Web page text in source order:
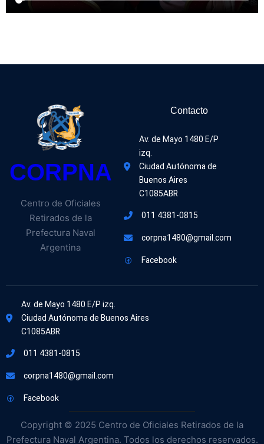
CORPNA
Centro de Oficiales
Retirados de la
Prefectura Naval
Argentina
Contacto
Av. de Mayo 1480 E/P
izq.
Ciudad Autónoma de
Buenos Aires
C1085ABR
011 4381-0815
corpna1480@gmail.com
Facebook
Av. de Mayo 1480 E/P izq.
Ciudad Autónoma de Buenos Aires
C1085ABR
011 4381-0815
corpna1480@gmail.com
Facebook
Copyright © 2025 Centro de Oficiales Retirados de la
Prefectura Naval Argentina. Todos los derechos reservados.